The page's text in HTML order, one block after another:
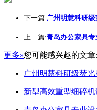
下一篇:广州明慧科研
上一篇:青岛办公家具
更多»您可能感兴趣的文章:
广州明慧科研级荧
新型高效重型细碎